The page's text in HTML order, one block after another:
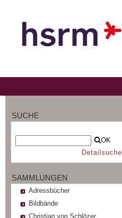
SUCHE
OK
Detailsuche
SAMMLUNGEN
Adressbücher
Bildbände
Christian von Schlözer